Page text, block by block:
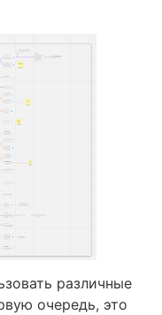
различные
очередь, это